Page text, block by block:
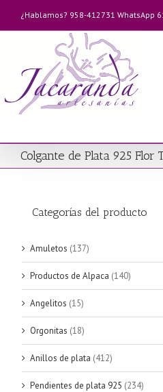
contenido
¿Hablamos? 958-412731 WhatsApp
Colgante de Plata 925 Flor
Categorías del producto
Amuletos (137)
Productos de Alpaca (140)
Angelitos (15)
Orgonitas (18)
Anillos de plata (412)
Pendientes de plata 925 (234)